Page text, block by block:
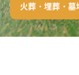
火葬・埋葬・